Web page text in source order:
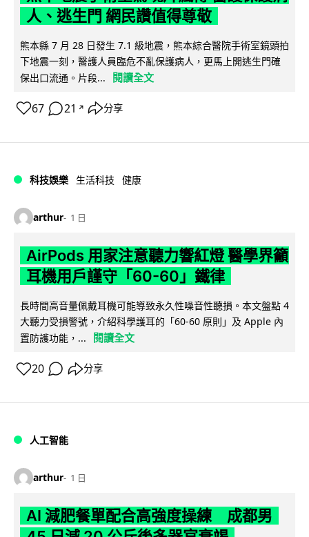
人、逃生門 網民讚值得尊敬
熊本縣 7 月 28 日發生 7.1 級地震，熊本綜合醫院手術室鏡頭拍
下地震一刻，醫護人員臨危不亂保護病人，更馬上開逃生門確
保出口流通。片段...
閱讀全文
67 21 ↗ 分享
科技娛樂 生活科技 健康
arthur 1 日
AirPods 用家注意聽力響紅燈 醫學界籲
耳機用戶謹守「60-60」鐵律
長時間高音量佩戴耳機可能導致永久性噪音性聽損。本文盤點 4
大聽力受損警號，介紹科學護耳的「60-60 原則」及 Apple 內
置防護功能，...
閱讀全文
20 分享
人工智能
arthur 1 日
AI 減肥餐單配合高強度操練 成都男